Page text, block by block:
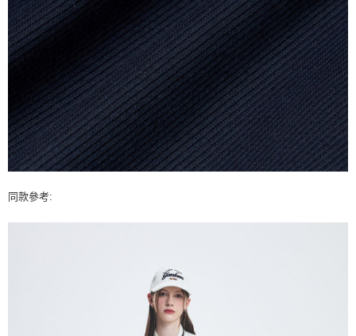
同款參考: